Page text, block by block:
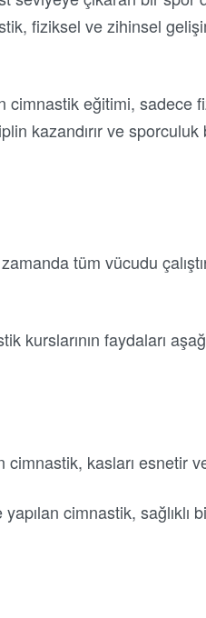
fiziksel ve zihinsel
cimnastik eğitimi, sadece
kazandırır ve
tüm vücudu
kurslarının faydaları
kasları esnetir
cimnastik, sağlıklı